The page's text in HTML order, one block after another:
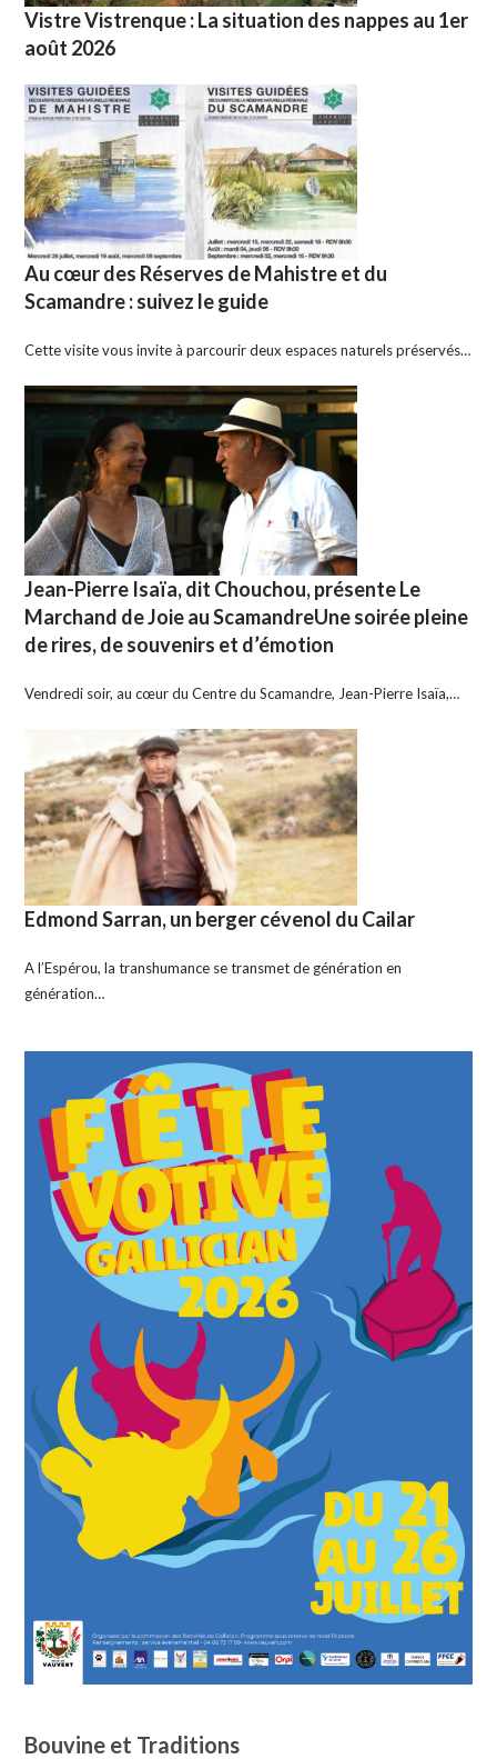
Vistre Vistrenque : La situation des nappes au 1er
août 2026
Au cœur des Réserves de Mahistre et du
Scamandre : suivez le guide
Cette visite vous invite à parcourir deux espaces naturels préservés…
Jean-Pierre Isaïa, dit Chouchou, présente Le
Marchand de Joie au ScamandreUne soirée pleine
de rires, de souvenirs et d’émotion
Vendredi soir, au cœur du Centre du Scamandre, Jean-Pierre Isaïa,…
Edmond Sarran, un berger cévenol du Cailar
A l’Espérou, la transhumance se transmet de génération en
génération…
Bouvine et Traditions